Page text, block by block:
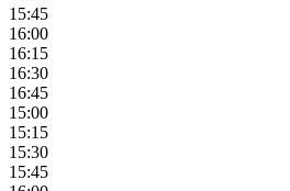
15:45
16:00
16:15
16:30
16:45
15:00
15:15
15:30
15:45